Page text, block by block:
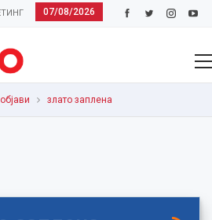
07/08/2026
злато заплена